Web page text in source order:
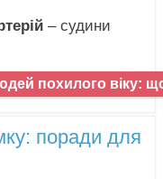
– судини
похилого віку:
поради для